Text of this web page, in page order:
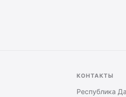
КОНТАКТЫ
Республика